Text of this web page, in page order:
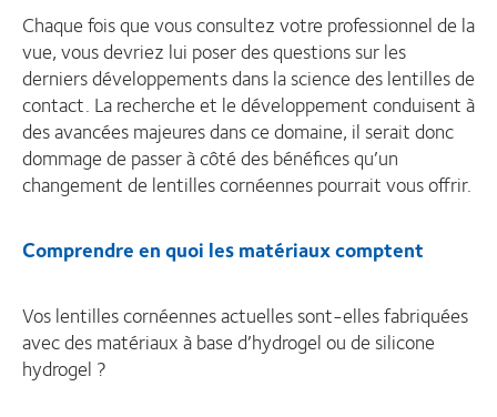
Chaque fois que vous consultez votre professionnel de la
vue, vous devriez lui poser des questions sur les
derniers développements dans la science des lentilles de
contact. La recherche et le développement conduisent à
des avancées majeures dans ce domaine, il serait donc
dommage de passer à côté des bénéfices qu’un
changement de lentilles cornéennes pourrait vous offrir.
Comprendre en quoi les matériaux comptent
Vos lentilles cornéennes actuelles sont-elles fabriquées
avec des matériaux à base d’hydrogel ou de silicone
hydrogel ?